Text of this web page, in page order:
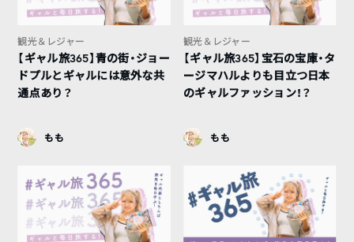
観光＆レジャー
【ギャル旅365】青の街・ジョー
ドプルとギャルには意外な共
通点あり？
もも
観光＆レジャー
【ギャル旅365】宝石の宝庫・タ
ージマハルよりも目立つ日本
のギャルファッション！？
もも